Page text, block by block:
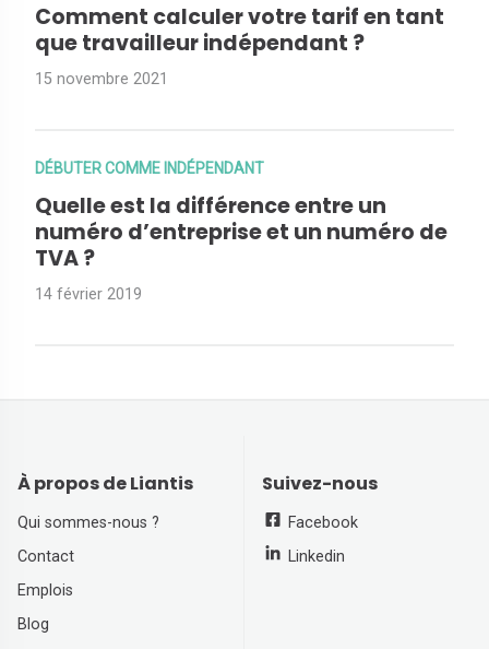
Comment calculer votre tarif en tant
que travailleur indépendant ?
15 novembre 2021
DÉBUTER COMME INDÉPENDANT
Quelle est la différence entre un
numéro d’entreprise et un numéro de
TVA ?
14 février 2019
À propos de Liantis
Qui sommes-nous ?
Contact
Emplois
Blog
Suivez-nous
Facebook
Linkedin